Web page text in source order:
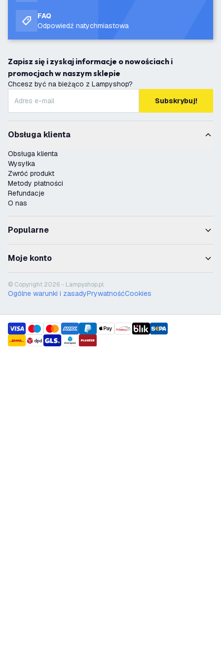
FAQ
Odpowiedź natychmiastowa
Zapisz się i zyskaj informacje o nowościach i
promocjach w naszym sklepie
Chcesz być na bieżąco z Lampyshop?
Subskrybuj!
Obsługa klienta
Obsługa klienta
Wysyłka
Zwróć produkt
Metody płatności
Refundacje
O nas
Popularne
Moje konto
© Copyright 2026 - Lampyshop.pl
Ogólne warunki i zasadyPrywatnośćCookies
payment methods
shipment methods